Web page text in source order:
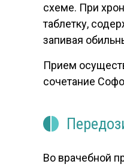
схеме. При
таблетку,
запивая
Прием
сочетание
Во врачебной